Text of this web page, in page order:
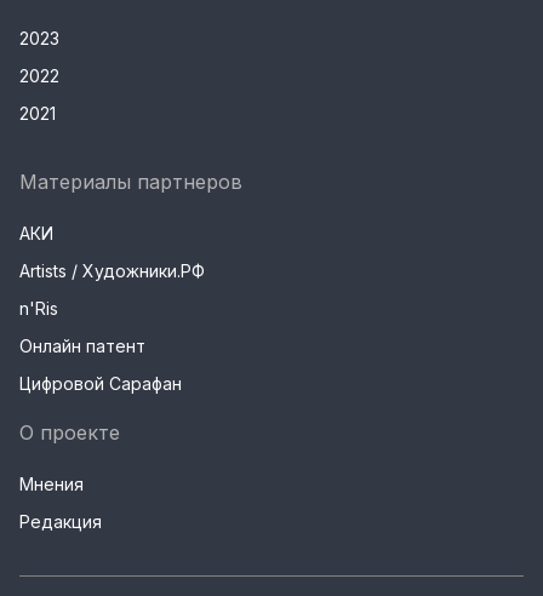
2023
2022
2021
Материалы партнеров
АКИ
Artists / Художники.РФ
n'Ris
Онлайн патент
Цифровой Сарафан
О проекте
Мнения
Редакция